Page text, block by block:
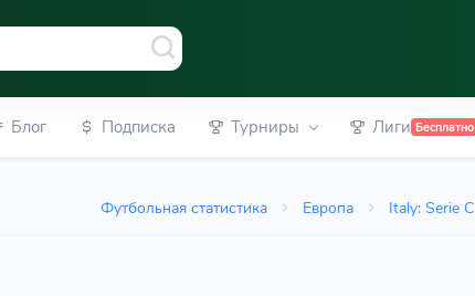
Блог Подписка Турниры Лиги Бесплатно
Футбольная статистика Европа Italy: Serie C